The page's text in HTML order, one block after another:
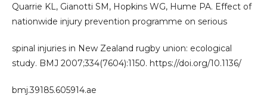
Quarrie KL, Gianotti SM, Hopkins WG, Hume PA. Effect of
nationwide injury prevention programme on serious
spinal injuries in New Zealand rugby union: ecological
study. BMJ 2007;334(7604):1150. https://doi.org/10.1136/
bmj.39185.605914.ae